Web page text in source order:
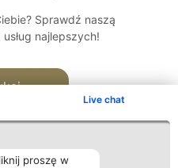
Live chat
proszę w
Sprawdź naszą
najlepszych!